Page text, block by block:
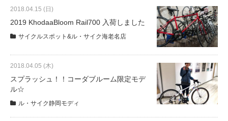
オリジナル自転車
PB全車種カタログ
2018.04.15 (日)
2019 KhodaaBloom Rail700 入荷しました
サイクルスポット&ル・サイク海老名店
2018.04.05 (木)
スプラッシュ！！コーダブルーム限定モデ
ル☆
ル・サイク静岡モディ